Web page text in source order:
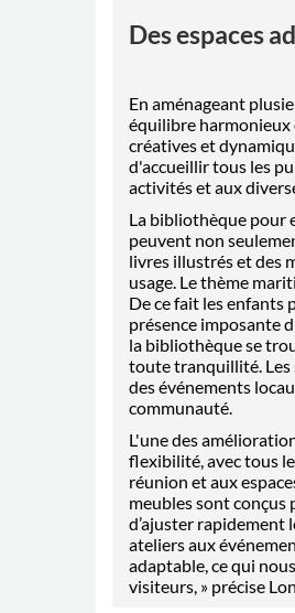
Des espaces
En aménageant
équilibre harmonieux
créatives et
d'accueillir tous les
activités et aux
La bibliothèque pour
peuvent non
livres illustrés et des
usage. Le thème
De ce fait les enfants
présence imposante
la bibliothèque se
toute tranquillité. Les
des événements
communauté.
L'une des
flexibilité, avec tous
réunion et aux
meubles sont conçus
d’ajuster rapidement
ateliers aux
adaptable, ce qui
visiteurs, » précise